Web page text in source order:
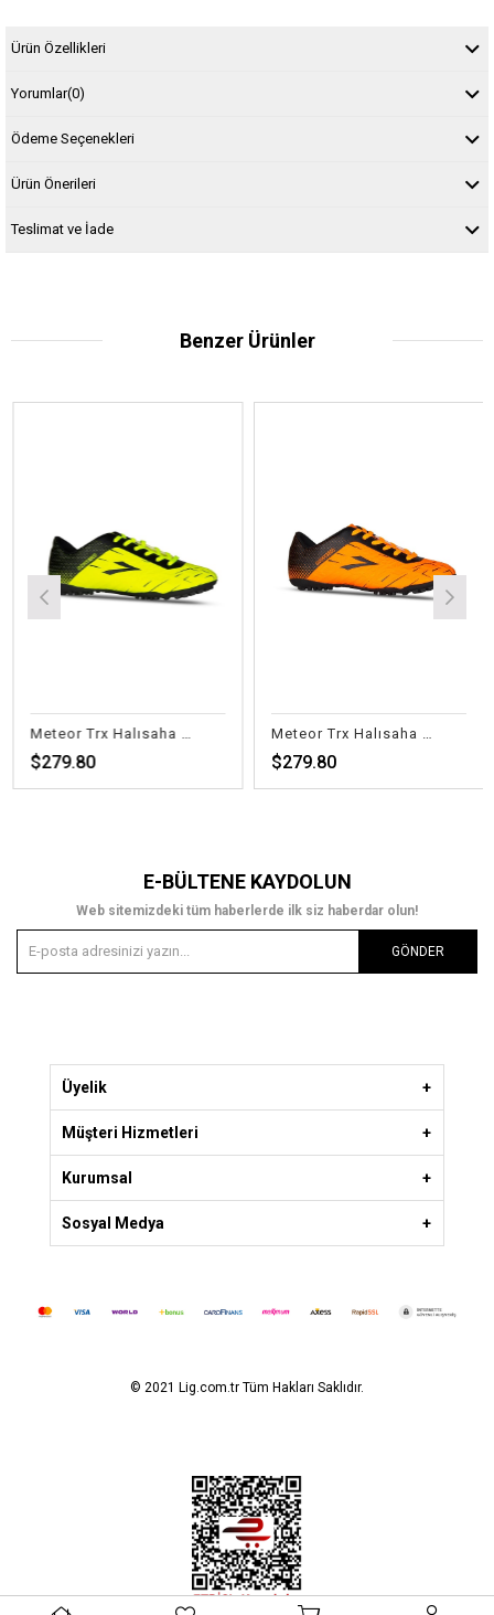
Ürün Özellikleri
Yorumlar(0)
Ödeme Seçenekleri
Ürün Önerileri
Teslimat ve İade
Benzer Ürünler
$279.80 $279.80
E-BÜLTENE KAYDOLUN
Web sitemizdeki tüm haberlerde ilk siz haberdar olun!
GÖNDER
Üyelik
Müşteri Hizmetleri
Kurumsal
Sosyal Medya
© 2021 Lig.com.tr Tüm Hakları Saklıdır.